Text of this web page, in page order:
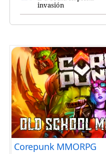
invasión
Corepunk MMORPG